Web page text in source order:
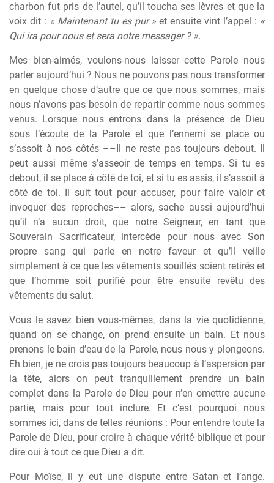
charbon fut pris de l’autel, qu’il toucha ses lèvres et que la
voix dit : « Maintenant tu es pur » et ensuite vint l’appel : «
Qui ira pour nous et sera notre messager ? ».
Mes bien-aimés, voulons-nous laisser cette Parole nous
parler aujourd’hui ? Nous ne pouvons pas nous transformer
en quelque chose d’autre que ce que nous sommes, mais
nous n’avons pas besoin de repartir comme nous sommes
venus. Lorsque nous entrons dans la présence de Dieu
sous l’écoute de la Parole et que l’ennemi se place ou
s’assoit à nos côtés ––Il ne reste pas toujours debout. Il
peut aussi même s’asseoir de temps en temps. Si tu es
debout, il se place à côté de toi, et si tu es assis, il s’assoit à
côté de toi. Il suit tout pour accuser, pour faire valoir et
invoquer des reproches–– alors, sache aussi aujourd’hui
qu’il n’a aucun droit, que notre Seigneur, en tant que
Souverain Sacrificateur, intercède pour nous avec Son
propre sang qui parle en notre faveur et qu’Il veille
simplement à ce que les vêtements souillés soient retirés et
que l’homme soit purifié pour être ensuite revêtu des
vêtements du salut.
Vous le savez bien vous-mêmes, dans la vie quotidienne,
quand on se change, on prend ensuite un bain. Et nous
prenons le bain d’eau de la Parole, nous nous y plongeons.
Eh bien, je ne crois pas toujours beaucoup à l’aspersion par
la tête, alors on peut tranquillement prendre un bain
complet dans la Parole de Dieu pour n’en omettre aucune
partie, mais pour tout inclure. Et c’est pourquoi nous
sommes ici, dans de telles réunions : Pour entendre toute la
Parole de Dieu, pour croire à chaque vérité biblique et pour
dire oui à tout ce que Dieu a dit.
Pour Moïse, il y eut une dispute entre Satan et l’ange.